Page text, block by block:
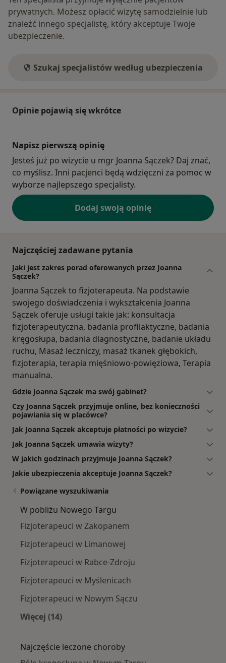
prywatnych. Możesz opłacić wizytę samodzielnie lub
znaleźć innego specjalistę, który akceptuje Twoje
ubezpieczenie.
Szukaj specjalistów według ubezpieczenia
Opinie pojawią się wkrótce
Napisz pierwszą opinię
Jesteś już po wizycie u mgr Joanna Sączek? Daj znać,
co myślisz. Inni pacjenci będą wdzięczni za pomoc w
wyborze najlepszego specjalisty.
Dodaj swoją opinię
Najczęściej zadawane pytania
Jaki jest zakres porad oferowanych przez Joanna
Sączek?
Joanna Sączek to fizjoterapeuta. Na podstawie
swojego doświadczenia i wykształcenia Joanna
Sączek oferuje usługi takie jak: konsultacja
fizjoterapeutyczna, badania profilaktyczne, badania
kręgosłupa, badania diagnostyczne, badanie układu
ruchu, Masaż leczniczy, masaż tkanek głębokich,
fizjoterapia, terapia mięśniowo-powięziowa, Terapia
manualna.
Gdzie Joanna Sączek ma swój gabinet?
Czy Joanna Sączek przyjmuje online, bez konieczności
pojawiania się w placówce?
Jak Joanna Sączek akceptuje płatności po wizycie?
Jak Joanna Sączek umawia wizyty?
W jakich godzinach przyjmuje Joanna Sączek?
Jakie ubezpieczenia akceptuje Joanna Sączek?
Powiązane wyszukiwania
W pobliżu Nowego Targu
Fizjoterapeuci w Zakopanem
Fizjoterapeuci w Limanowej
Fizjoterapeuci w Rabce-Zdroju
Fizjoterapeuci w Myślenicach
Fizjoterapeuci w Nowym Sączu
Więcej (14)
Najczęście leczone choroby